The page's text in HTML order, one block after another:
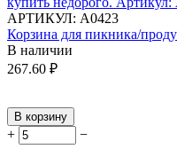
АРТИКУЛ: А0423
Корзина для пикника/
В наличии
267.60 ₽
В корзину
+ −